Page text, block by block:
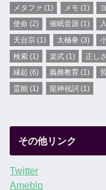
メタファ (1) メモ (1)
使命 (2) 催眠音源(1)
天台宗 (1) 太極拳 (3)
検索 (1) 楽式(1) 正しさ
縁起 (6) 義務教育(1)
霊能 (1) 龍神祝詞 (1)
その他リンク
Twitter
Ameblo